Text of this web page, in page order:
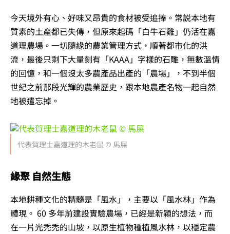
今天境外有心、好味又昂貴的食材被受追捧。常説本地有
質素的土產都已失傳，但原來起碼「白牛石雞」仍活在嘉
道理農場。一切隨緣的農業管理方式，順著都市化的洪
流，最後只剩下大量刻有「KAAA」字樣的石雕，無數溫情
的回憶，和一個沒太多農產品出產的「農場」，不到半個
世紀之前那段光輝的農業歷史，跟本地農產名物一起自然
地被遣忘掉。
代表賀理士嘉道理的木老鼠 © 馬屎
緣聚 自然生態
本地耕種文化的精髓是「風水」，主要以「風水林」作為
體現。 60 多年前建設實驗農場，已經是新穎的想法，而
在一片光禿禿的山坡，以原生植物種植風水林，以穩定農